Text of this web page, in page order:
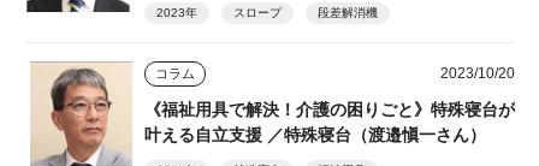
2023年 スロープ 段差解消機
コラム 2023/10/20
《福祉用具で解決！介護の困りごと》特殊寝台が
叶える自立支援 ／特殊寝台（渡邉愼一さん）